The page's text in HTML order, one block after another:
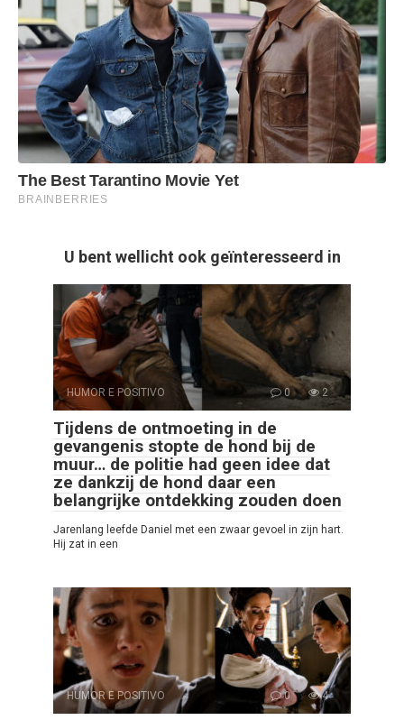
U bent wellicht ook geïnteresseerd in
HUMOR E POSITIVO 0 2
Tijdens de ontmoeting in de
gevangenis stopte de hond bij de
muur… de politie had geen idee dat
ze dankzij de hond daar een
belangrijke ontdekking zouden doen
Jarenlang leefde Daniel met een zwaar gevoel in zijn hart.
Hij zat in een
HUMOR E POSITIVO 0 4